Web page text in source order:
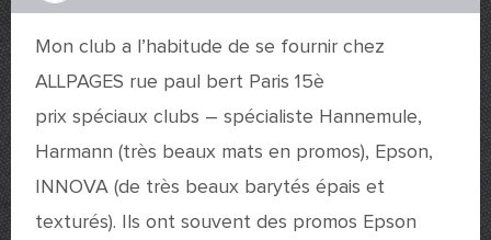
Mon club a l’habitude de se fournir chez
ALLPAGES rue paul bert Paris 15è
prix spéciaux clubs – spécialiste Hannemule,
Harmann (très beaux mats en promos), Epson,
INNOVA (de très beaux barytés épais et
texturés). Ils ont souvent des promos Epson